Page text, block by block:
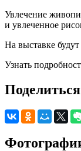
Увлечение
и увлеченное
На выставке
Узнать